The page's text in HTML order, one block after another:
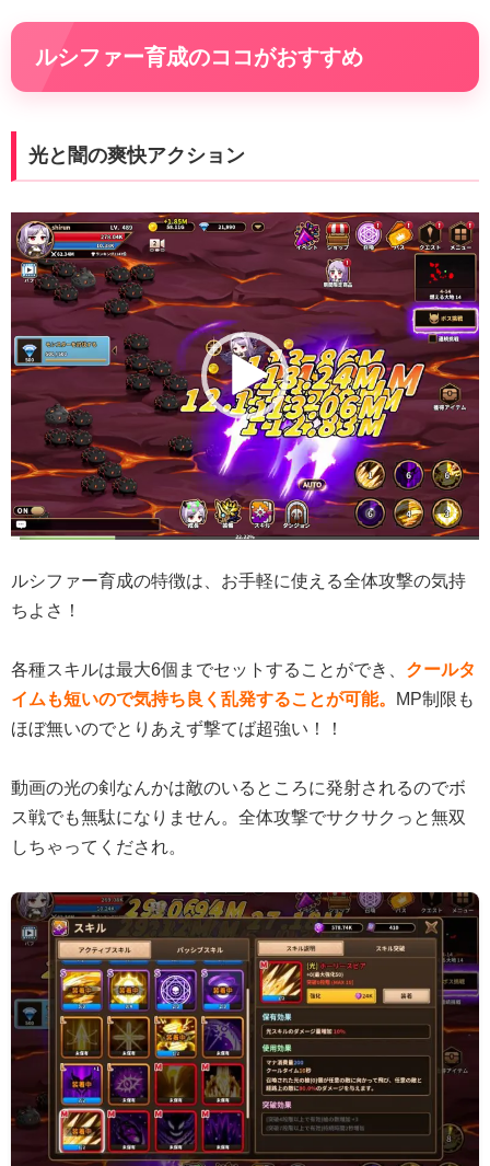
ルシファー育成のココがおすすめ
光と闇の爽快アクション
動
画
プ
ー
ヤ
ー
ルシファー育成の特徴は、お手軽に使える全体攻撃の気持
ちよさ！
各種スキルは最大6個までセットすることができ、 クールタ
イムも短いので気持ち良く乱発することが可能。
MP制限も
ほぼ無いのでとりあえず撃てば超強い！！
動画の光の剣なんかは敵のいるところに発射されるのでボ
ス戦でも無駄になりません。全体攻撃でサクサクっと無双
しちゃってくだされ。